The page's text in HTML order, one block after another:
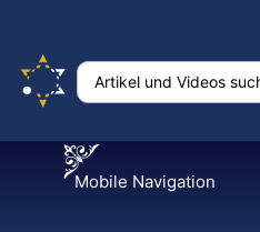
Mobile Navigation